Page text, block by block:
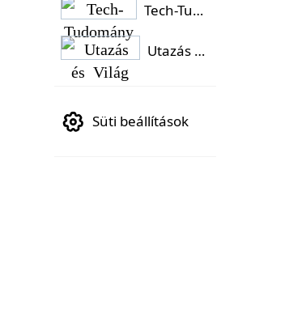
Tech-Tudomány
Utazás és Világ
Süti beállítások